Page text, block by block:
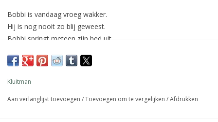
Bobbi is vandaag vroeg wakker.
Hij is nog nooit zo blij geweest.
Bobbi springt meteen zijn bed uit.
auteur: Ingeborg Bijlsma, Monica Maas
Kluitman
Aan verlanglijst toevoegen /Toevoegen om te vergelijken /Afdrukken